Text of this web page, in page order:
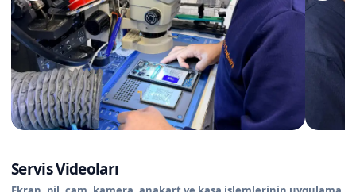
Servis Videoları